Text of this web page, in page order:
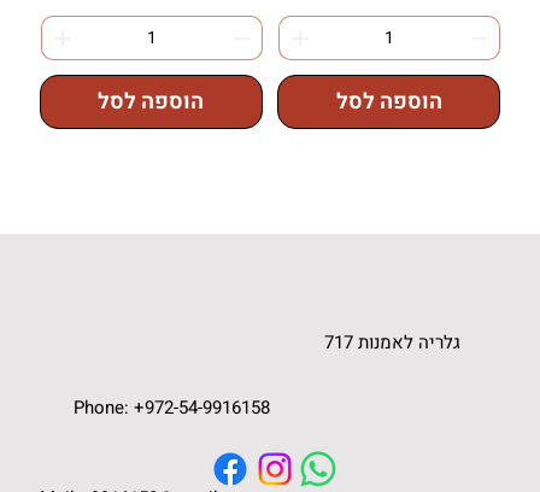
הוספה לסל הוספה לסל
Phone: +972-54-9916158
גלריה לאמנות 717
גלריה לאומנות